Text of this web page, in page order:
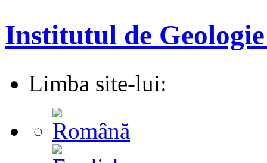
Institutul de
Limba site-lui: